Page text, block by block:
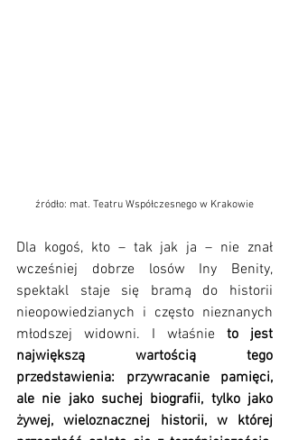
źródło: mat. Teatru Współczesnego w Krakowie
Dla kogoś, kto – tak jak ja – nie znał
wcześniej dobrze losów Iny Benity,
spektakl staje się bramą do historii
nieopowiedzianych i często nieznanych
młodszej widowni. I właśnie to jest
największą wartością tego
przedstawienia: przywracanie pamięci,
ale nie jako suchej biografii, tylko jako
żywej, wieloznacznej historii, w której